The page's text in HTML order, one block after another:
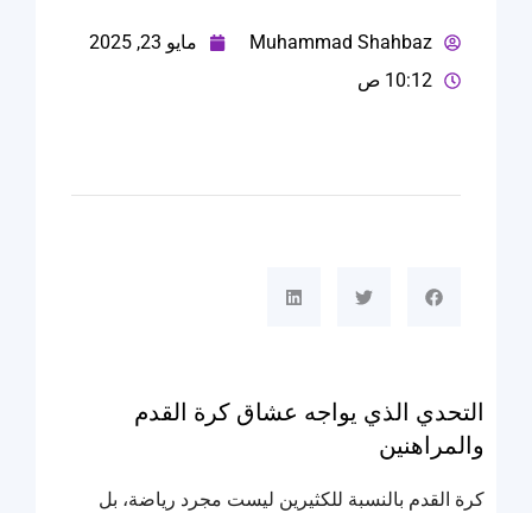
Muhammad Shahbaz
مايو 23, 2025
10:12 ص
التحدي الذي يواجه عشاق كرة القدم
والمراهنين
كرة القدم بالنسبة للكثيرين ليست مجرد رياضة، بل